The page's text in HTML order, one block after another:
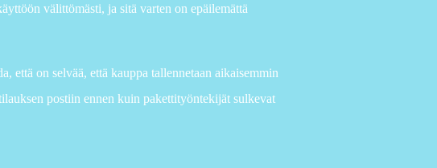
välittömästi, ja sitä varten on epäilemättä
että on selvää, että kauppa tallennetaan aikaisemmin
postiin ennen kuin pakettityöntekijät sulkevat